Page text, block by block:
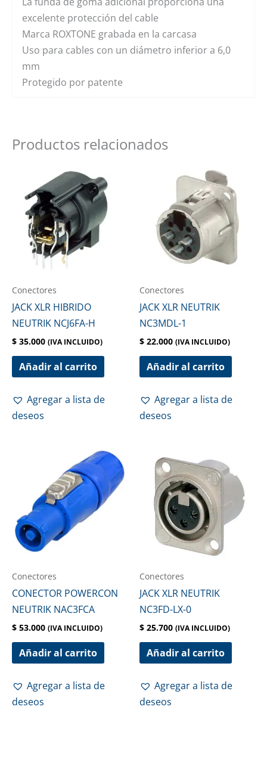
excelente protección del cable
Marca ROXTONE grabada en la carcasa
Uso para cables con un diámetro inferior a 6,0
mm
Protegido por patente
Productos relacionados
Conectores
JACK XLR HIBRIDO
NEUTRIK NCJ6FA-H
$ 35.000 (IVA INCLUIDO)
Añadir al carrito
Agregar a lista de
deseos
Conectores
JACK XLR NEUTRIK
NC3MDL-1
$ 22.000 (IVA INCLUIDO)
Añadir al carrito
Agregar a lista de
deseos
Conectores
CONECTOR POWERCON
NEUTRIK NAC3FCA
$ 53.000 (IVA INCLUIDO)
Añadir al carrito
Agregar a lista de
deseos
Conectores
JACK XLR NEUTRIK
NC3FD-LX-0
$ 25.700 (IVA INCLUIDO)
Añadir al carrito
Agregar a lista de
deseos